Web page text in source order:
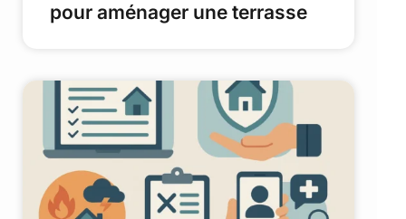
pour aménager une terrasse